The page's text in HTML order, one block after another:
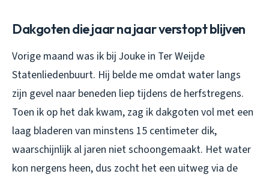
Dakgoten die jaar na jaar verstopt blijven
Vorige maand was ik bij Jouke in Ter Weijde
Statenliedenbuurt. Hij belde me omdat water langs
zijn gevel naar beneden liep tijdens de herfstregens.
Toen ik op het dak kwam, zag ik dakgoten vol met een
laag bladeren van minstens 15 centimeter dik,
waarschijnlijk al jaren niet schoongemaakt. Het water
kon nergens heen, dus zocht het een uitweg via de